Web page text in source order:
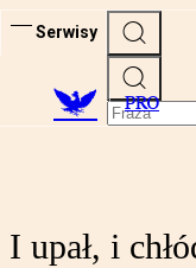
Serwisy
PRO
I upał, i